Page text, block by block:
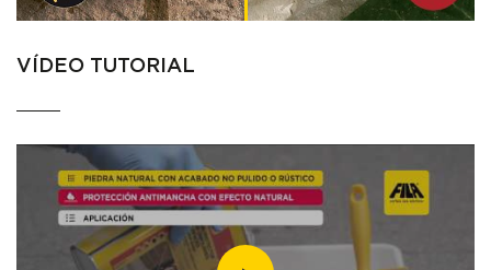
VÍDEO TUTORIAL